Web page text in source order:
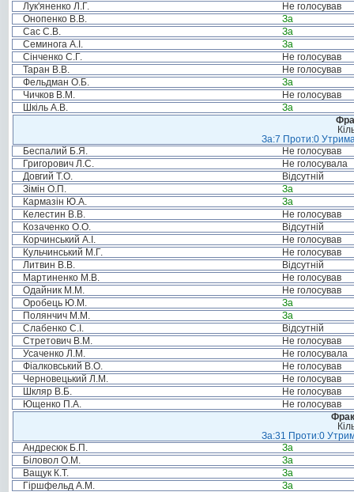
Лук'яненко Л.Г.
Не голосував
Онопенко В.В.
За
Сас С.В.
За
Семинога А.І.
За
Сінченко С.Г.
Не голосував
Таран В.В.
Не голосував
Фельдман О.Б.
За
Чичков В.М.
Не голосував
Шкіль А.В.
За
За:7 Проти:0
Беспалий Б.Я.
Не голосував
Григорович Л.С.
Не голосувала
Довгий Т.О.
Відсутній
Зімін О.П.
За
Кармазін Ю.А.
За
Келестин В.В.
Не голосував
Козаченко О.О.
Відсутній
Корчинський А.І.
Не голосував
Кульчинський М.Г.
Не голосував
Литвин В.В.
Відсутній
Мартиненко М.В.
Не голосував
Одайник М.М.
Не голосував
Оробець Ю.М.
За
Полянчич М.М.
За
Слабенко С.І.
Відсутній
Стретович В.М.
Не голосував
Усаченко Л.М.
Не голосувала
Фіалковський В.О.
Не голосував
Черновецький Л.М.
Не голосував
Шкляр В.Б.
Не голосував
Ющенко П.А.
Не голосував
За:31 Проти:0
Андресюк Б.П.
За
Біловол О.М.
За
Ващук К.Т.
За
Гіршфельд А.М.
За